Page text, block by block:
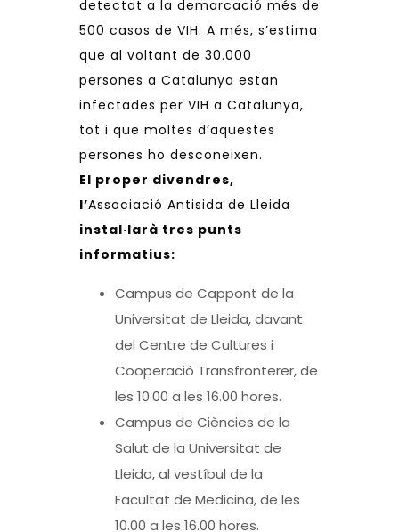
detectat a la demarcació més de
500 casos de VIH. A més, s’estima
que al voltant de 30.000
persones a Catalunya estan
infectades per VIH a Catalunya,
tot i que moltes d’aquestes
persones ho desconeixen.
El proper divendres,
l’Associació Antisida de Lleida
instal·larà tres punts
informatius:
Campus de Cappont de la
Universitat de Lleida, davant
del Centre de Cultures i
Cooperació Transfronterer, de
les 10.00 a les 16.00 hores.
Campus de Ciències de la
Salut de la Universitat de
Lleida, al vestíbul de la
Facultat de Medicina, de les
10.00 a les 16.00 hores.